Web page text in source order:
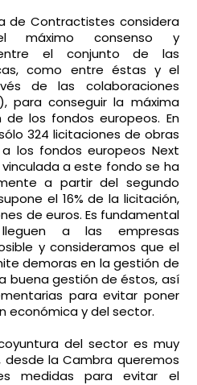
de Contractistes considera
máximo consenso y
el conjunto de las
como entre éstas y el
de las colaboraciones
para conseguir la máxima
los fondos europeos. En
324 licitaciones de obras
los fondos europeos Next
a este fondo se ha
a partir del segundo
el 16% de la licitación,
de euros. Es fundamental
a las empresas
y consideramos que el
demoras en la gestión de
buena gestión de éstos, así
para evitar poner
económica y del sector.
del sector es muy
la Cambra queremos
medidas para evitar el